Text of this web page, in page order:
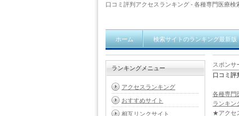
口コミ評判アクセスランキング - 各種専門医療検
ホーム 検索サイトのランキング最新版
スポンサ
口コミ評
各種専門
ランキン
★アクセ
ランキングメニュー
アクセスランキング
おすすめサイト
相互リンクサイト